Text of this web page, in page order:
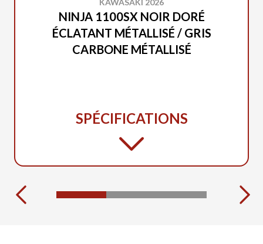
NINJA 1100SX NOIR DORÉ
ÉCLATANT MÉTALLISÉ / GRIS
CARBONE MÉTALLISÉ
SPÉCIFICATIONS